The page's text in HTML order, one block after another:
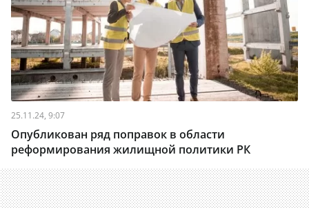
25.11.24, 9:07
Опубликован ряд поправок в области
реформирования жилищной политики РК